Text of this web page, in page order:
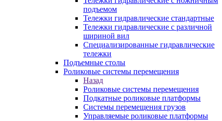
подъемом
Тележки гидравлические стандартные
Тележки гидравлические с различной
шириной вил
Специализированные гидравлические
тележки
Подъемные столы
Роликовые системы перемещения
Назад
Роликовые системы перемещения
Подкатные роликовые платформы
Системы перемещения грузов
Управляемые роликовые платформы